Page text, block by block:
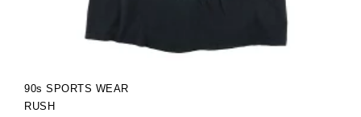
90s SPORTS WEAR
RUSH